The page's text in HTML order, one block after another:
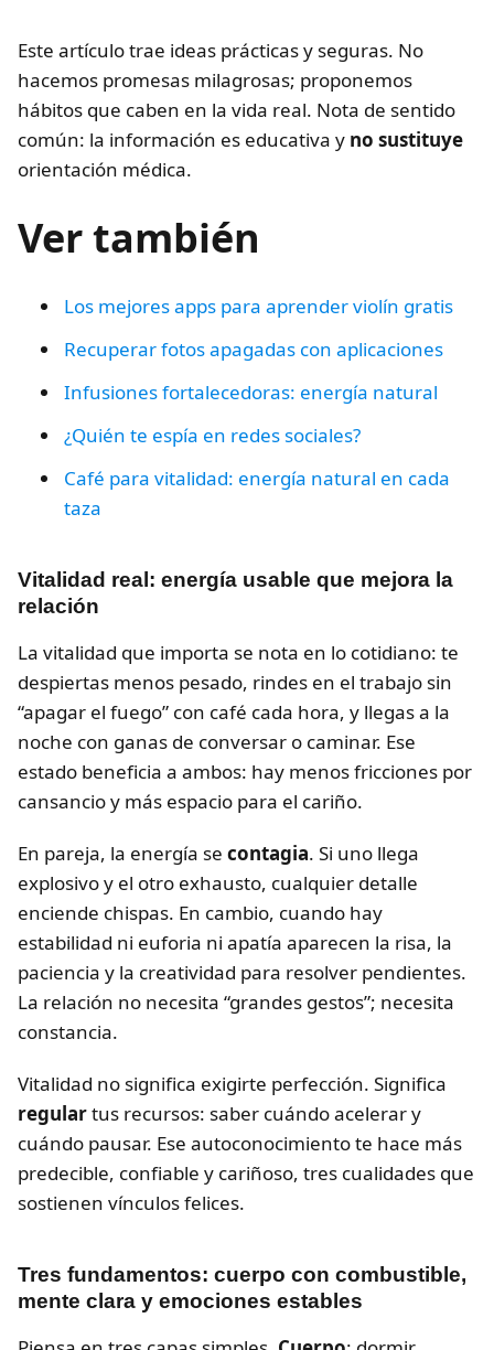
Este artículo trae ideas prácticas y seguras. No
hacemos promesas milagrosas; proponemos
hábitos que caben en la vida real. Nota de sentido
común: la información es educativa y no sustituye
orientación médica.
Ver también
Los mejores apps para aprender violín gratis
Recuperar fotos apagadas con aplicaciones
Infusiones fortalecedoras: energía natural
¿Quién te espía en redes sociales?
Café para vitalidad: energía natural en cada
taza
Vitalidad real: energía usable que mejora la
relación
La vitalidad que importa se nota en lo cotidiano: te
despiertas menos pesado, rindes en el trabajo sin
“apagar el fuego” con café cada hora, y llegas a la
noche con ganas de conversar o caminar. Ese
estado beneficia a ambos: hay menos fricciones por
cansancio y más espacio para el cariño.
En pareja, la energía se contagia. Si uno llega
explosivo y el otro exhausto, cualquier detalle
enciende chispas. En cambio, cuando hay
estabilidad ni euforia ni apatía aparecen la risa, la
paciencia y la creatividad para resolver pendientes.
La relación no necesita “grandes gestos”; necesita
constancia.
Vitalidad no significa exigirte perfección. Significa
regulartus recursos: saber cuándo acelerar y
cuándo pausar. Ese autoconocimiento te hace más
predecible, confiable y cariñoso, tres cualidades que
sostienen vínculos felices.
Tres fundamentos: cuerpo con combustible,
mente clara y emociones estables